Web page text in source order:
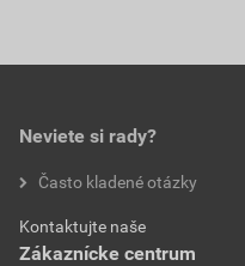
Neviete si rady?
Často kladené otázky
Kontaktujte naše
Zákaznícke centrum